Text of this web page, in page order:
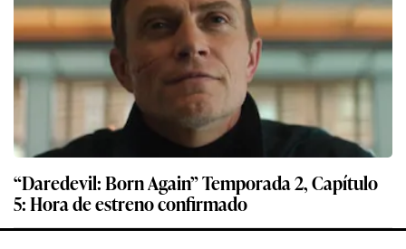
“Daredevil: Born Again” Temporada 2, Capítulo
5: Hora de estreno confirmado